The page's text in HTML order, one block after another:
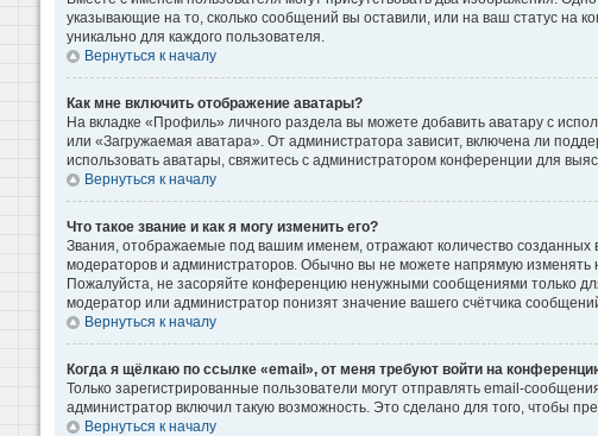
указывающие на то, сколько сообщений вы оставили, или на ваш статус на
уникально для каждого пользователя.
Вернуться к началу
Как мне включить отображение аватары?
На вкладке «Профиль» личного раздела вы можете добавить аватару с
или «Загружаемая аватара». От администратора зависит, включена ли
использовать аватары, свяжитесь с администратором конференции для
Вернуться к началу
Что такое звание и как я могу изменить его?
Звания, отображаемые под вашим именем, отражают количество
модераторов и администраторов. Обычно вы не можете напрямую изменять
Пожалуйста, не засоряйте конференцию ненужными сообщениями только
модератор или администратор понизят значение вашего счётчика
Вернуться к началу
Когда я щёлкаю по ссылке «email», от меня требуют войти на
Только зарегистрированные пользователи могут отправлять email-
администратор включил такую возможность. Это сделано для того, чтобы
Вернуться к началу